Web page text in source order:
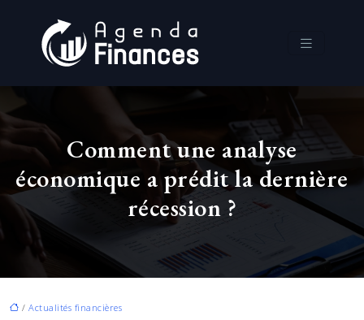
Comment une analyse
économique a prédit la dernière
récession ?
/ Actualités financières